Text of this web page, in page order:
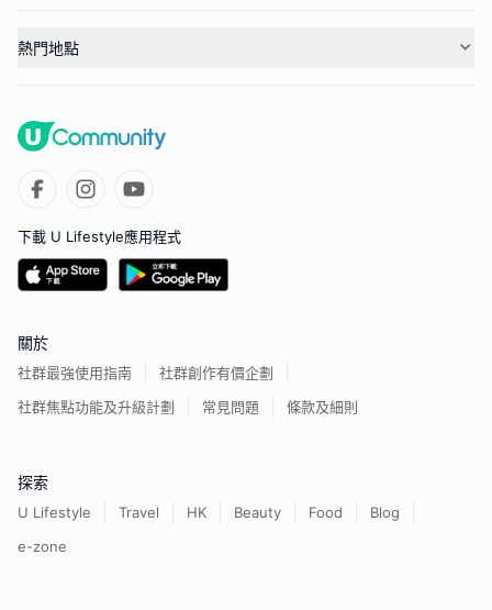
熱門地點
下載 U Lifestyle應用程式
關於
社群最強使用指南
社群創作有價企劃
社群焦點功能及升級計劃
常見問題 條款及細則
探索
U Lifestyle Travel HK Beauty Food
Blog
e-zone